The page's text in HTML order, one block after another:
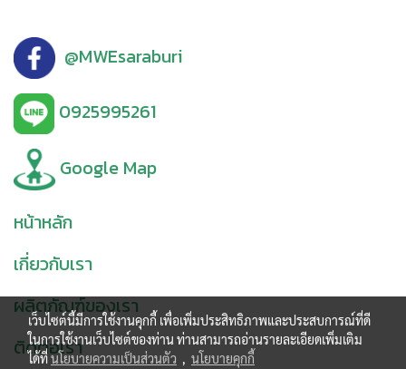
@MWEsaraburi
0925995261
Google Map
หน้าหลัก
เกี่ยวกับเรา
ผลิตภัณฑ์ของเรา
ติดต่อเรา
เว็บไซต์นี้มีการใช้งานคุกกี้ เพื่อเพิ่มประสิทธิภาพและประสบการณ์ที่ดี
ในการใช้งานเว็บไซต์ของท่าน ท่านสามารถอ่านรายละเอียดเพิ่มเติม
ได้ที่นโยบายความเป็นส่วนตัว , นโยบายคุกกี้